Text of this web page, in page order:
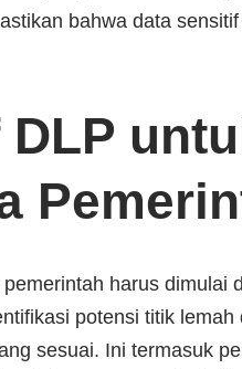
bahwa data
harus dimulai
potensi titik
sesuai. Ini termasuk